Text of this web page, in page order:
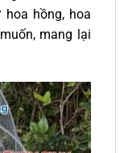
hồng, hoa
mang lại